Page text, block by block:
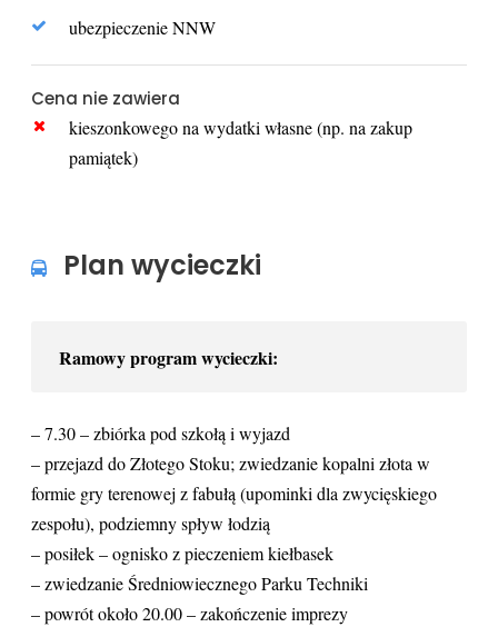
ubezpieczenie NNW
Cena nie zawiera
kieszonkowego na wydatki własne (np. na zakup
pamiątek)
Plan wycieczki
Ramowy program wycieczki:
– 7.30 – zbiórka pod szkołą i wyjazd
– przejazd do Złotego Stoku; zwiedzanie kopalni złota w
formie gry terenowej z fabułą (upominki dla zwycięskiego
zespołu), podziemny spływ łodzią
– posiłek – ognisko z pieczeniem kiełbasek
– zwiedzanie Średniowiecznego Parku Techniki
– powrót około 20.00 – zakończenie imprezy